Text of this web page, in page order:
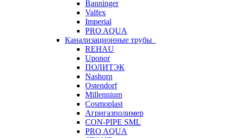
Banninger
Valfex
Imperial
PRO AQUA
Канализационные трубы
REHAU
Uponor
ПОЛИТЭК
Nashorn
Ostendorf
Millennium
Cosmoplast
Агригазполимер
CON-PIPE SML
PRO AQUA